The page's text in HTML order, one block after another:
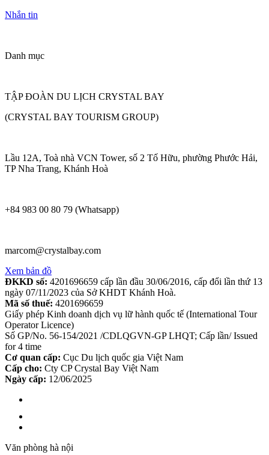
Nhắn tin
Danh mục
TẬP ĐOÀN DU LỊCH CRYSTAL BAY
(CRYSTAL BAY TOURISM GROUP)
Lầu 12A, Toà nhà VCN Tower, số 2 Tố Hữu, phường Phước Hải,
TP Nha Trang, Khánh Hoà
+84 983 00 80 79 (Whatsapp)
marcom@crystalbay.com
Xem bản đồ
ĐKKD số: 4201696659 cấp lần đầu 30/06/2016, cấp đổi lần thứ 13
ngày 07/11/2023 của Sở KHDT Khánh Hoà.
Mã số thuế: 4201696659
Giấy phép Kinh doanh dịch vụ lữ hành quốc tế (International Tour
Operator Licence)
Số GP/No. 56-154/2021 /CDLQGVN-GP LHQT; Cấp lần/ Issued
for 4 time
Cơ quan cấp: Cục Du lịch quốc gia Việt Nam
Cấp cho: Cty CP Crystal Bay Việt Nam
Ngày cấp: 12/06/2025
Văn phòng hà nội